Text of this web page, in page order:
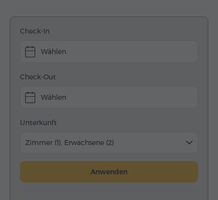
Check-In
Wählen
Check-Out
Wählen
Unterkunft
Zimmer (1), Erwachsene (2)
Anwenden